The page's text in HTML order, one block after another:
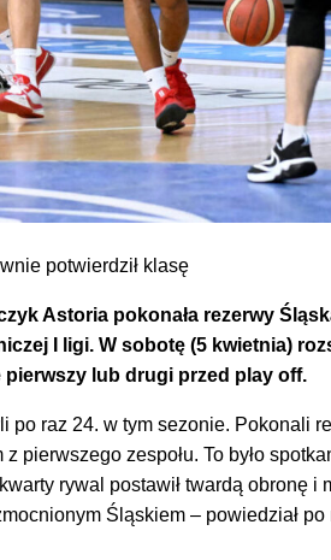
potwierdził klasę
Astoria pokonała rezerwy
I ligi. W sobotę (5 kwietnia)
pierwszy lub drugi przed play off.
po raz 24. w tym sezonie. Pokonali
pierwszego zespołu. To było
rywal postawił twardą obronę i
Śląskiem – powiedział